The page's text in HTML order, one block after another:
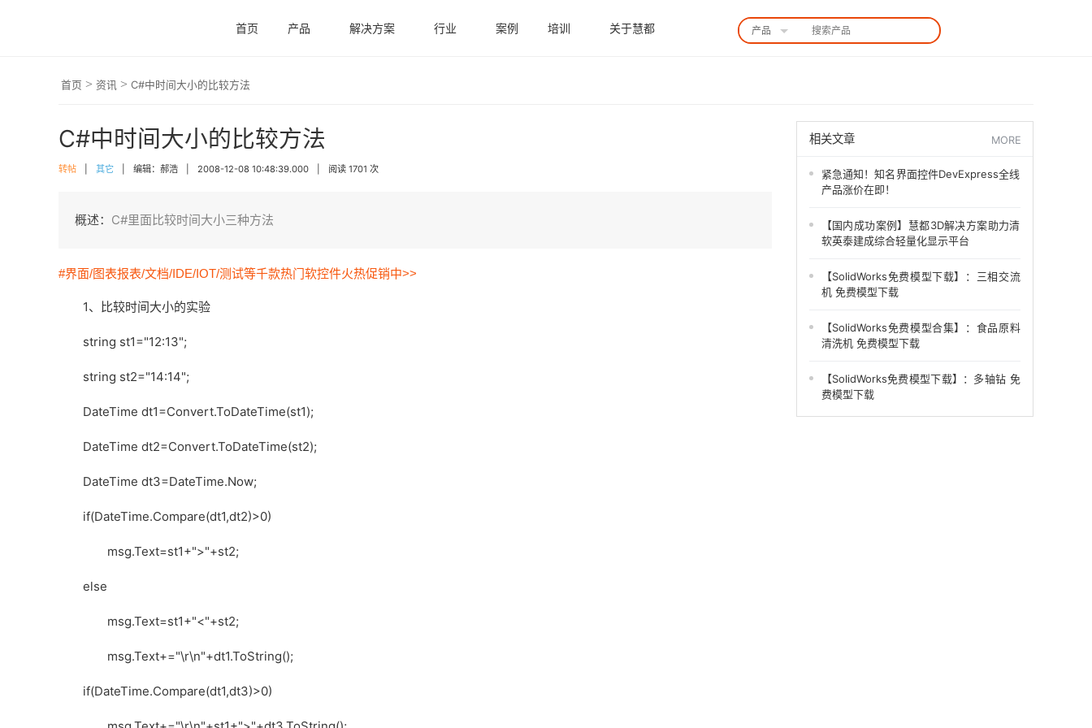
首页 产品 解决方案 行业 案例 培训 关于慧都 产品
首页 > 资讯 > C#中时间大小的比较方法
C#中时间大小的比较方法
转帖 其它 编辑：郝浩 2008-12-08 10:48:39.000 阅读 1701 次
概述： C#里面比较时间大小三种方法
#界面/图表报表/文档/IDE/IOT/测试等千款热门软控件火热促销中>>
1、比较时间大小的实验
string st1="12:13";
string st2="14:14";
DateTime dt1=Convert.ToDateTime(st1);
DateTime dt2=Convert.ToDateTime(st2);
DateTime dt3=DateTime.Now;
if(DateTime.Compare(dt1,dt2)>0)
msg.Text=st1+">"+st2;
else
msg.Text=st1+"<"+st2;
msg.Text+="\r\n"+dt1.ToString();
if(DateTime.Compare(dt1,dt3)>0)
相关文章 MORE
紧急通知！知名界面控件DevExpress全线
产品涨价在即！
【国内成功案例】慧都3D解决方案助力清
软英泰建成综合轻量化显示平台
【SolidWorks免费模型下载】：三相交流
机 免费模型下载
【SolidWorks免费模型合集】：食品原料
清洗机 免费模型下载
【SolidWorks免费模型下载】：多轴钻 免
费模型下载